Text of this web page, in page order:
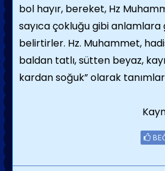
bol hayır, bereket, Hz
sayıca çokluğu gibi
belirtirler. Hz. Muhammet,
baldan tatlı, sütten beyaz,
kardan soğuk” olarak